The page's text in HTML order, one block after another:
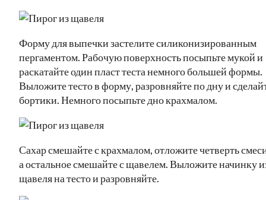
Форму для выпечки застелите силиконизированным
пергаментом. Рабочую поверхность посыпьте мукой и
раскатайте один пласт теста немного большей формы.
Выложите тесто в форму, разровняйте по дну и
бортики. Немного посыпьте дно крахмалом.
Сахар смешайте с крахмалом, отложите четверть
а остальное смешайте с щавелем. Выложите начинку
щавеля на тесто и разровняйте.